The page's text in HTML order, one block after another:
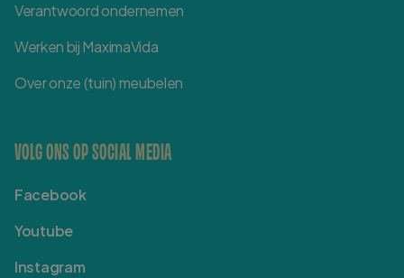
Verantwoord ondernemen
Werken bij MaximaVida
Over onze (tuin) meubelen
VOLG ONS OP SOCIAL MEDIA
Facebook
Youtube
Instagram